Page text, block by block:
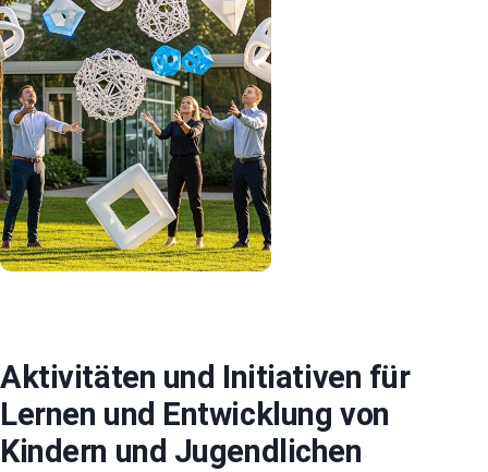
Aktivitäten und Initiativen für
Lernen und Entwicklung von
Kindern und Jugendlichen